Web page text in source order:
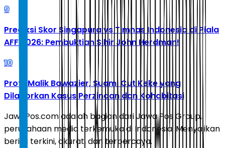
9
Prediksi Skor Singapura vs Timnas Indonesia di Piala
AFF 2026: Pembuktian Sihir John Herdman!
10
Profil Malik Bawazier, Suami Cut Keke yang
Dilaporkan Kasus Perzinaan dan Kohabitasi
JawaPos.com adalah bagian dari Jawa Pos Group,
perusahaan media terkemuka di Indonesia. Menyajikan
berita terkini, akurat, dan terpercaya.